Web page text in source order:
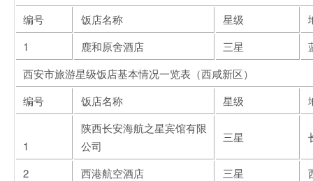
编号
饭店名称 星级
1
鹿和原舍酒店 三星
西安市旅游星级饭店基本情况一览表（西咸新区）
编号
饭店名称 星级
1
陕西长安海航之星宾馆有限
公司
三星
2 西港航空酒店 三星